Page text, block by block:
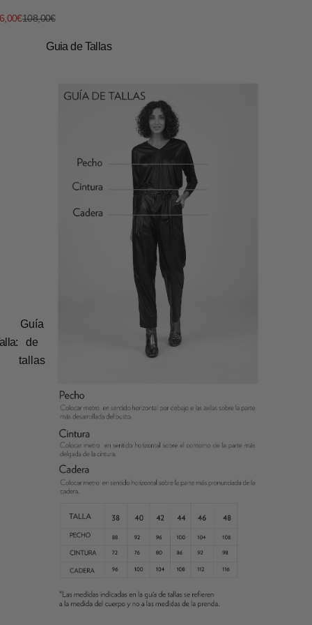
de oferta
Precio normal
108,00€
Guía
de
tallas
Guia de Tallas